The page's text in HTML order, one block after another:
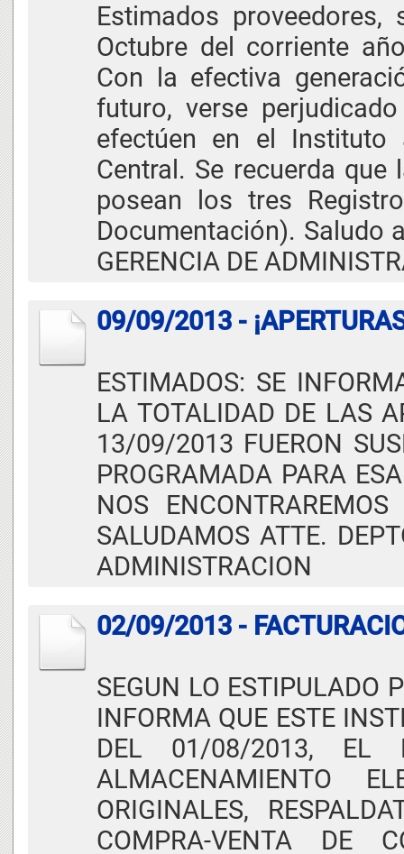
Estimados
Octubre del corriente
Con la efectiva
futuro, verse
efectúen en el
Central. Se recuerda
posean los tres
Documentación). Saludo
GERENCIA DE
09/09/2013 -
ESTIMADOS: SE
LA TOTALIDAD DE LAS
13/09/2013 FUERON
PROGRAMADA PARA
NOS
SALUDAMOS ATTE.
ADMINISTRACION
02/09/2013 -
SEGUN LO ESTIPULADO
INFORMA QUE ESTE
DEL 01/08/2013, EL
ALMACENAMIENTO
ORIGINALES,
COMPRA-VENTA DE